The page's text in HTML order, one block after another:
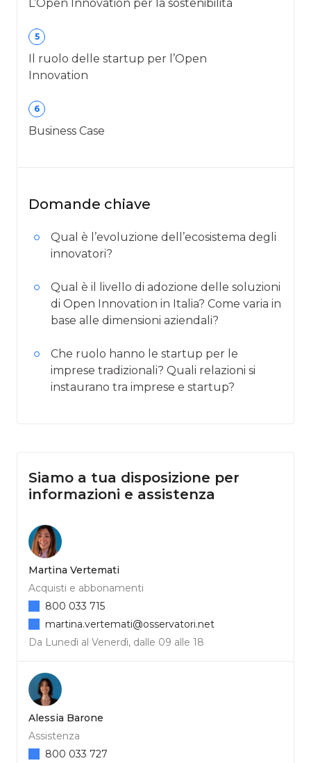
L’Open Innovation per la sostenibilità
5
Il ruolo delle startup per l’Open
Innovation
6
Business Case
Domande chiave
Qual è l’evoluzione dell’ecosistema degli
innovatori?
Qual è il livello di adozione delle soluzioni
di Open Innovation in Italia? Come varia in
base alle dimensioni aziendali?
Che ruolo hanno le startup per le
imprese tradizionali? Quali relazioni si
instaurano tra imprese e startup?
Siamo a tua disposizione per
informazioni e assistenza
Martina Vertemati
Acquisti e abbonamenti
Da Lunedì al Venerdì, dalle 09 alle 18
800 033 715
martina.vertemati@osservatori.net
Alessia Barone
Assistenza
800 033 727